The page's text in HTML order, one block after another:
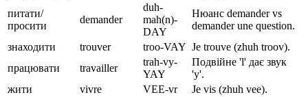
питати/
просити
demander
duh-
mah(n)-
DAY
Нюанс demander vs
demander une question.
знаходити
trouver troo-VAY Je trouve (zhuh troov).
працювати
travailler
trah-vy-
YAY
Подвійне 'l' дає звук
'y'.
жити
vivre VEE-vr
Je vis (zhuh vee).